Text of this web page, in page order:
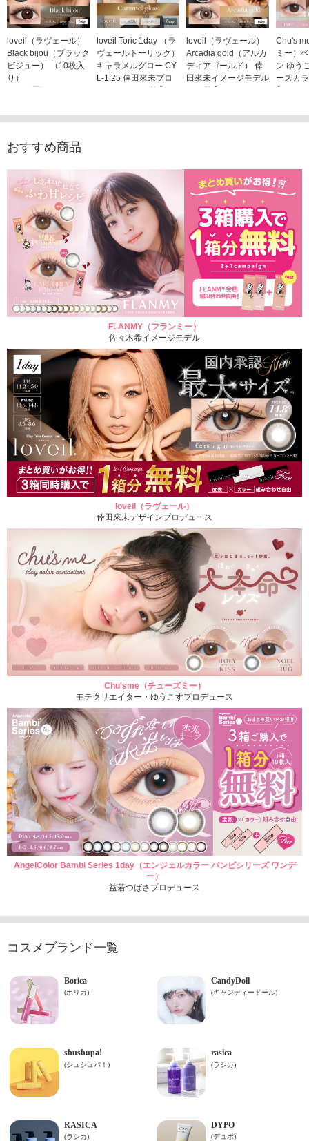
loveil（ラヴェール）
Black bijou（ブラック
ビジュー） （10枚入
り）
loveil Toric 1day （ラ
ヴェールトーリック）
キャラメルグロー CY
L-1.25 倖田來未プロ
1,760円(税込)
loveil（ラヴェール）
Arcadia gold（アルカ
ディアゴールド） 倖
田來未イメージモデル
Chu's
ミー）
ン ゆう
ースカ
おすすめ商品
FLANMY（フランミー）
佐々木希イメージモデル
loveil（ラヴェール）
倖田來未デザインプロデュース
Chu'sme（チューズミー）
モテクリエイター・ゆうこすプロデュース
AngelColor Bambi Series 1day（エンジェルカラー バンビシリーズ ワンデ
ー）
益若つばさプロデュース
コスメブランド一覧